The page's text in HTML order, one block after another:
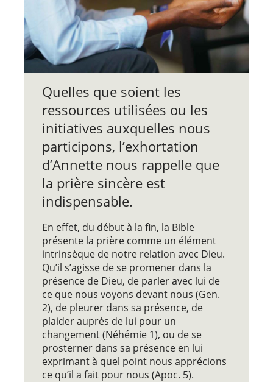
Quelles que soient les
ressources utilisées ou les
initiatives auxquelles nous
participons, l’exhortation
d’Annette nous rappelle que
la prière sincère est
indispensable.
En effet, du début à la fin, la Bible
présente la prière comme un élément
intrinsèque de notre relation avec Dieu.
Qu’il s’agisse de se promener dans la
présence de Dieu, de parler avec lui de
ce que nous voyons devant nous (Gen.
2), de pleurer dans sa présence, de
plaider auprès de lui pour un
changement (Néhémie 1), ou de se
prosterner dans sa présence en lui
exprimant à quel point nous apprécions
ce qu’il a fait pour nous (Apoc. 5).